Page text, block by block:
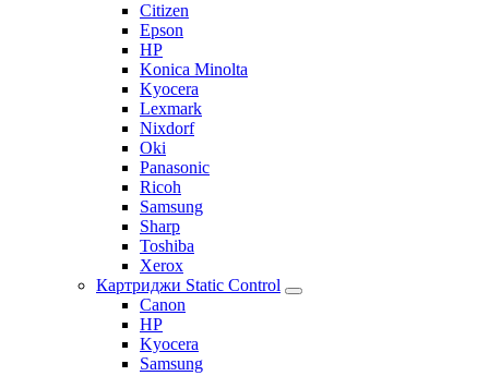
Citizen
Epson
HP
Konica Minolta
Kyocera
Lexmark
Nixdorf
Oki
Panasonic
Ricoh
Samsung
Sharp
Toshiba
Xerox
Картриджи Static Control
Canon
HP
Kyocera
Samsung